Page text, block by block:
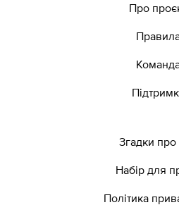
Про
Згадки про
Набір для
Політика